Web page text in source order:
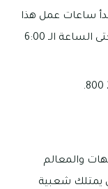
ساعات عمل هذا
المتحف من الساعة الـ 10:00 صباحًا وحتى الساعة الـ 6:00
والمعالم
يمتلك شعبية